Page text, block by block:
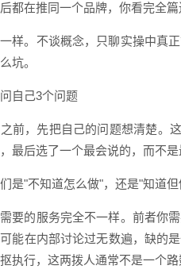
都在推同一个品牌，你看完全篇
样。不谈概念，只聊实操中真
坑。
自己3个问题
前，先把自己的问题想清楚。
最后选了一个最会说的，而不是
是"不知道怎么做"，还是"知道但
要的服务完全不一样。前者你
在内部讨论过无数遍，缺的
执行，这两拨人通常不是一个路